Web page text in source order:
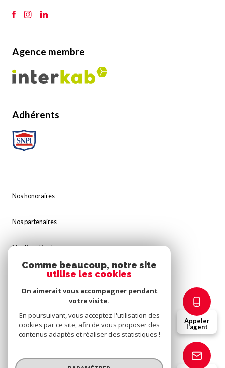
Appeler
l'agent
Agence membre
Adhérents
Nos honoraires
Nos partenaires
Mentions légales
Cookies
© 2026 | Tous droits réservés
Comme beaucoup, notre site
utilise les cookies
On aimerait vous accompagner pendant
votre visite.
En poursuivant, vous acceptez l'utilisation des
cookies par ce site, afin de vous proposer des
contenus adaptés et réaliser des statistiques !